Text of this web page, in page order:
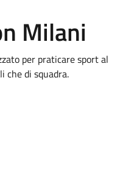
Milani
per praticare sport al
che di squadra.